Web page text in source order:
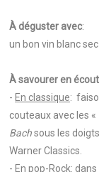
À déguster avec:
un bon vin blanc
À savourer en
- En classique:
couteaux avec les «
Bachsous les
Warner Classics.
- En pop-Rock: